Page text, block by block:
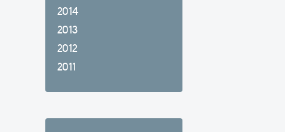
2014
2013
2012
2011